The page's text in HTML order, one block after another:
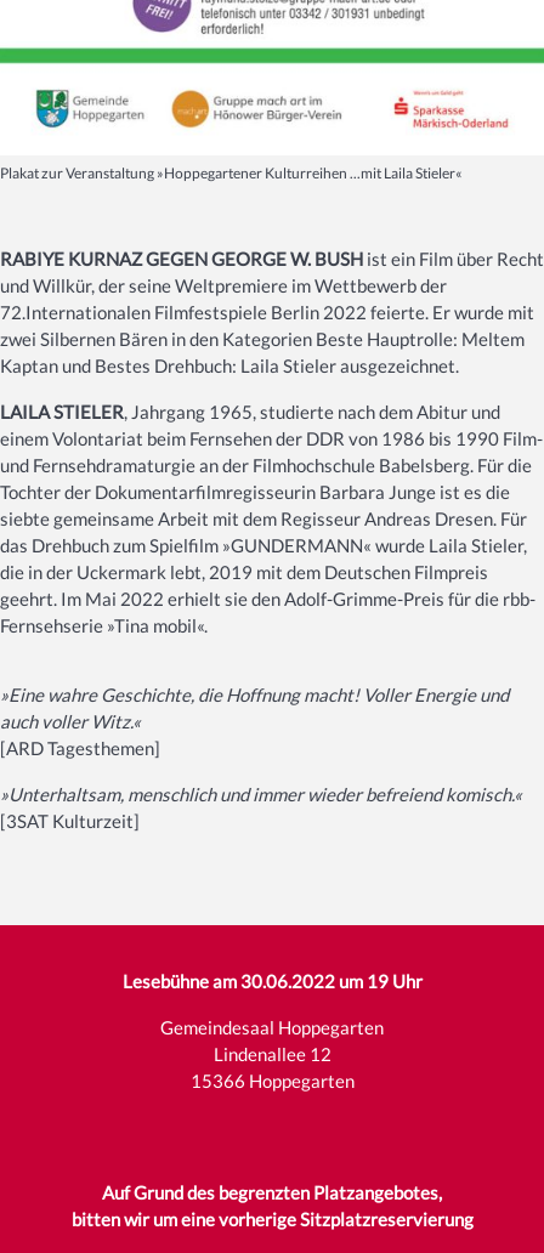
Plakat zur Veranstaltung »Hoppegartener Kulturreihen ...mit Laila Stieler«
RABIYE KURNAZ GEGEN GEORGE W. BUSH ist ein Film über Recht
und Willkür, der seine Weltpremiere im Wettbewerb der
72.Internationalen Filmfestspiele Berlin 2022 feierte. Er wurde mit
zwei Silbernen Bären in den Kategorien Beste Hauptrolle: Meltem
Kaptan und Bestes Drehbuch: Laila Stieler ausgezeichnet.
LAILA STIELER, Jahrgang 1965, studierte nach dem Abitur und
einem Volontariat beim Fernsehen der DDR von 1986 bis 1990 Film-
und Fernsehdramaturgie an der Filmhochschule Babelsberg. Für die
Tochter der Dokumentarfilmregisseurin Barbara Junge ist es die
siebte gemeinsame Arbeit mit dem Regisseur Andreas Dresen. Für
das Drehbuch zum Spielfilm »GUNDERMANN« wurde Laila Stieler,
die in der Uckermark lebt, 2019 mit dem Deutschen Filmpreis
geehrt. Im Mai 2022 erhielt sie den Adolf-Grimme-Preis für die rbb-
Fernsehserie »Tina mobil«.
»Eine wahre Geschichte, die Hoffnung macht! Voller Energie und
auch voller Witz.«
[ARD Tagesthemen]
»Unterhaltsam, menschlich und immer wieder befreiend komisch.«
[3SAT Kulturzeit]
Lesebühne am 30.06.2022 um 19 Uhr
Gemeindesaal Hoppegarten
Lindenallee 12
15366 Hoppegarten
Auf Grund des begrenzten Platzangebotes,
bitten wir um eine vorherige Sitzplatzreservierung